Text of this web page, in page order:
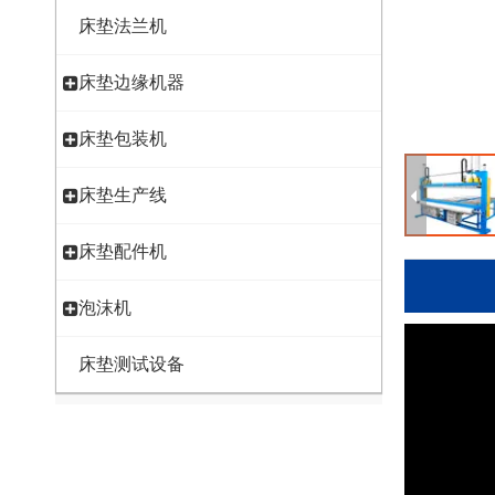
床垫法兰机
床垫边缘机器
床垫包装机
床垫生产线
床垫配件机
泡沫机
床垫测试设备